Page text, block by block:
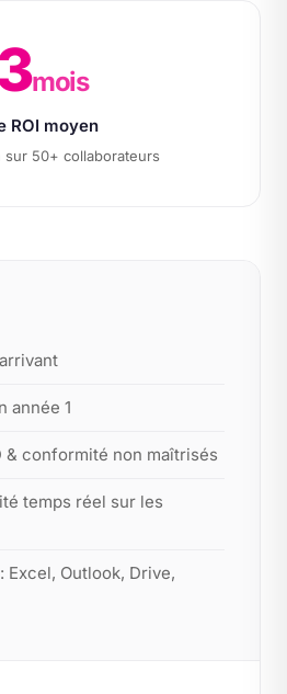
mois
ROI moyen
sur 50+ collaborateurs
année 1
& conformité non maîtrisés
temps réel sur les
Excel, Outlook, Drive,